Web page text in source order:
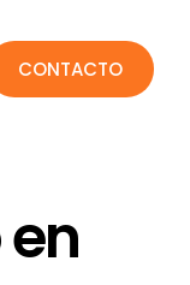
CONTACTO